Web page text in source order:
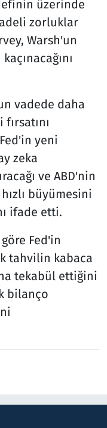
üzerinde
zorluklar
Warsh'un
vadede daha
yeni
zeka
ve ABD'nin
büyümesini
ifade etti.
Fed'in
tahvilin kabaca
tekabül ettiğini
bilanço